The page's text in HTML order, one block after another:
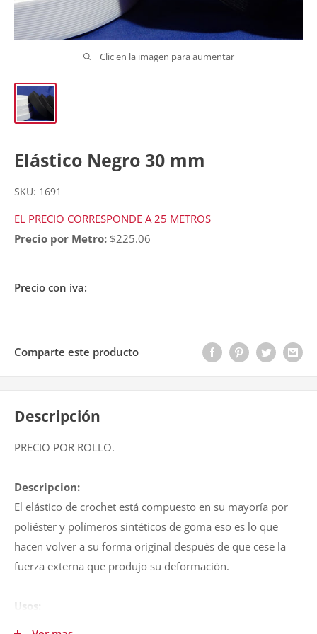
Clic en la imagen para aumentar
Elástico Negro 30 mm
SKU: 1691
EL PRECIO CORRESPONDE A 25 METROS
Precio por Metro: $225.06
Precio con iva:
Comparte este producto
Descripción
PRECIO POR ROLLO.
Descripcion:
El elástico de crochet está compuesto en su mayoría por
poliéster y polímeros sintéticos de goma eso es lo que
hacen volver a su forma original después de que cese la
fuerza externa que produjo su deformación.
Usos: